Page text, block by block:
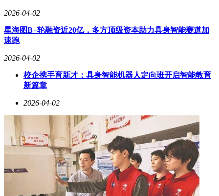
2026-04-02
星海图B+轮融资近20亿，多方顶级资本助力具身智能赛道加
速跑
2026-04-02
校企携手育新才：具身智能机器人定向班开启智能教育
新篇章
2026-04-02